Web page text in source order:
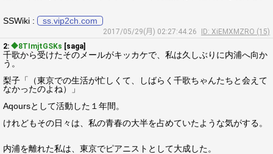
SSWiki : ss.vip2ch.com
2017/05/29(月) 02:27:44.26
ID: XiEMXMZRO (15)
2: ◆8TImjtGSKs [saga]
千歌から受けたそのメールがキッカケで、私は久しぶりに内浦へ向か
う。
梨子「（東京での生活が忙しくて、しばらく千歌ちゃんたちと会えて
なかったのよね）」
Aqoursとして活動した１年間。
けれどもその日々は、私の青春の大半を占めていたような気がする。
内浦を離れた私は、東京でピアニストとして大成した。